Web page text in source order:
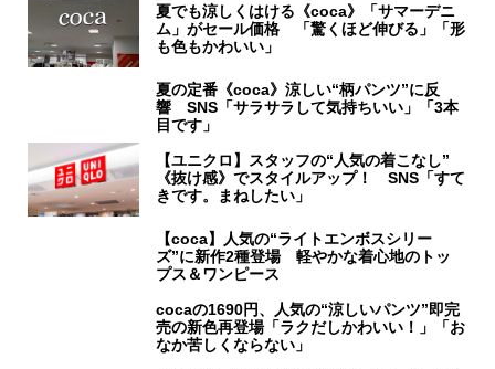
夏でも涼しくはける《coca》「サマーデニ
ム」がセール価格 「驚くほど伸びる」「形
も色もかわいい」
夏の定番《coca》涼しい“柄パンツ”に反
響 SNS「サラサラして気持ちいい」「3本
目です」
【ユニクロ】スタッフの“人気の着こなし”
《抜け感》でスタイルアップ！ SNS「すて
きです。まねしたい」
【coca】人気の“ライトエンボスシリー
ズ”に新作2種登場 軽やかな着心地のトッ
プス＆ワンピース
cocaの1690円、人気の“涼しいパンツ”即完
売の新色再登場「ラクだしかわいい！」「お
なか苦しくならない」